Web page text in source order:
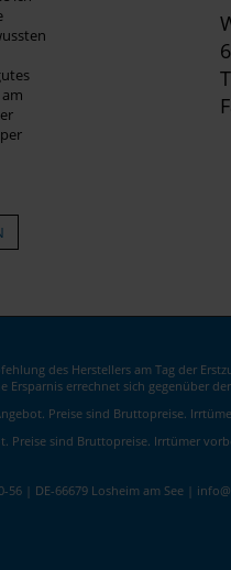
des Herstellers am Tag der
Ersparnis errechnet sich gegenüber
Preise sind Bruttopreise.
Preise sind Bruttopreise. Irrtümer
| DE-66679 Losheim am See |